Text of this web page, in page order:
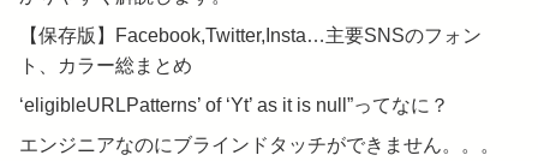
【保存版】Facebook,Twitter,Insta…主要SNSのフォン
ト、カラー総まとめ
‘eligibleURLPatterns’ of ‘Yt’ as it is null”ってなに？
エンジニアなのにブラインドタッチができません。。。